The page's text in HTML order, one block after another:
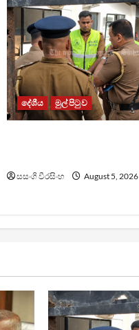
දේශීය මුල් පිටුව
සසංගි වීරසිංහ August 5, 2026